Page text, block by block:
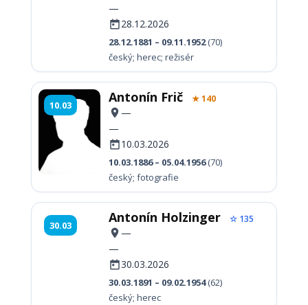
—
28.12.2026
28.12.1881 – 09.11.1952(70)
český; herec; režisér
10.03 Antonín Frič ★ 140
—
—
10.03.2026
10.03.1886 – 05.04.1956(70)
český; fotografie
30.03 Antonín Holzinger ☆ 135
—
—
30.03.2026
30.03.1891 – 09.02.1954(62)
český; herec